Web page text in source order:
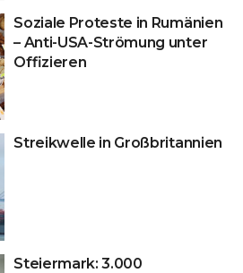
Soziale Proteste in Rumänien
– Anti-USA-Strömung unter
Offizieren
Streikwelle in Großbritannien
Steiermark: 3.000